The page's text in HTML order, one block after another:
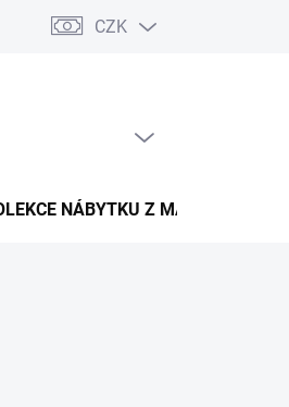
údajů Pojištění zásilky
CZK
NÁBYTKU Z MASIVU